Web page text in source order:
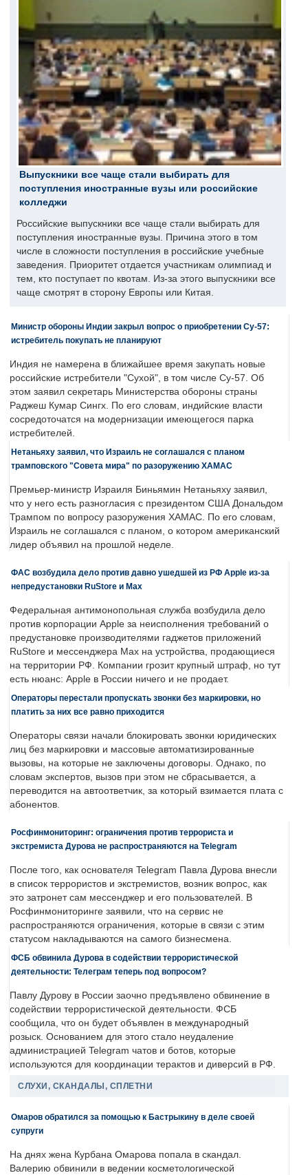
Выпускники все чаще стали выбирать для
поступления иностранные вузы или российские
колледжи
Российские выпускники все чаще стали выбирать для
поступления иностранные вузы. Причина этого в том
числе в сложности поступления в российские учебные
заведения. Приоритет отдается участникам олимпиад и
тем, кто поступает по квотам. Из-за этого выпускники все
чаще смотрят в сторону Европы или Китая.
Министр обороны Индии закрыл вопрос о приобретении Су-57:
истребитель покупать не планируют
Индия не намерена в ближайшее время закупать новые
российские истребители "Сухой", в том числе Су-57. Об
этом заявил секретарь Министерства обороны страны
Раджеш Кумар Сингх. По его словам, индийские власти
сосредоточатся на модернизации имеющегося парка
истребителей.
Нетаньяху заявил, что Израиль не соглашался с планом
трамповского "Совета мира" по разоружению ХАМАС
Премьер-министр Израиля Биньямин Нетаньяху заявил,
что у него есть разногласия с президентом США Дональдом
Трампом по вопросу разоружения ХАМАС. По его словам,
Израиль не соглашался с планом, о котором американский
лидер объявил на прошлой неделе.
ФАС возбудила дело против давно ушедшей из РФ Apple из-за
непредустановки RuStore и Max
Федеральная антимонопольная служба возбудила дело
против корпорации Apple за неисполнения требований о
предустановке производителями гаджетов приложений
RuStore и мессенджера Max на устройства, продающиеся
на территории РФ. Компании грозит крупный штраф, но тут
есть нюанс: Apple в России ничего и не продает.
Операторы перестали пропускать звонки без маркировки, но
платить за них все равно приходится
Операторы связи начали блокировать звонки юридических
лиц без маркировки и массовые автоматизированные
вызовы, на которые не заключены договоры. Однако, по
словам экспертов, вызов при этом не сбрасывается, а
переводится на автоответчик, за который взимается плата с
абонентов.
Росфинмониторинг: ограничения против террориста и
экстремиста Дурова не распространяются на Telegram
После того, как основателя Telegram Павла Дурова внесли
в список террористов и экстремистов, возник вопрос, как
это затронет сам мессенджер и его пользователей. В
Росфинмониторинге заявили, что на сервис не
распространяются ограничения, которые в связи с этим
статусом накладываются на самого бизнесмена.
ФСБ обвинила Дурова в содействии террористической
деятельности: Телеграм теперь под вопросом?
Павлу Дурову в России заочно предъявлено обвинение в
содействии террористической деятельности. ФСБ
сообщила, что он будет объявлен в международный
розыск. Основанием для этого стало неудаление
администрацией Telegram чатов и ботов, которые
используются для координации терактов и диверсий в РФ.
СЛУХИ, СКАНДАЛЫ, СПЛЕТНИ
Омаров обратился за помощью к Бастрыкину в деле своей
супруги
На днях жена Курбана Омарова попала в скандал.
Валерию обвинили в ведении косметологической